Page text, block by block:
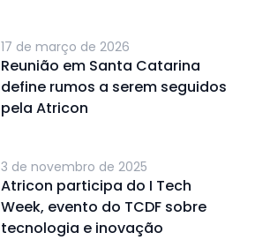
17 de março de 2026
Reunião em Santa Catarina
define rumos a serem seguidos
pela Atricon
3 de novembro de 2025
Atricon participa do I Tech
Week, evento do TCDF sobre
tecnologia e inovação